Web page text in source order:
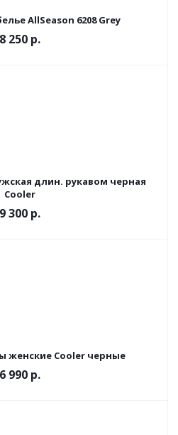
AllSeason 6208 Grey
8 250 р.
длин. рукавом черная
Cooler
9 300 р.
женские Cooler черные
6 990 р.